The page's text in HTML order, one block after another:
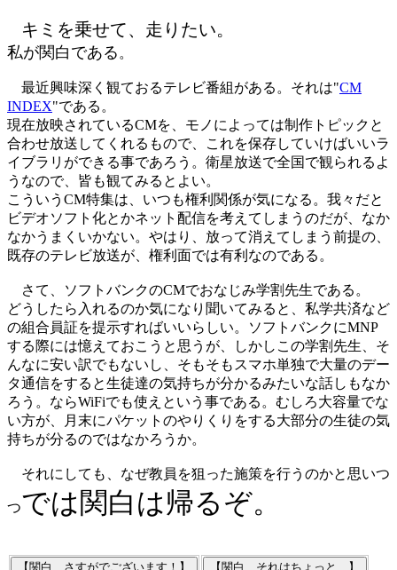
キミを乗せて、走りたい。
私が関白である 。
最近興味深く観ておるテレビ番組がある。それは"CM
INDEX"である。
現在放映されているCMを、モノによっては制作トピックと
合わせ放送してくれるもので、これを保存していけばいいラ
イブラリができる事であろう。衛星放送で全国で観られるよ
うなので、皆も観てみるとよい。
こういうCM特集は、いつも権利関係が気になる。我々だと
ビデオソフト化とかネット配信を考えてしまうのだが、なか
なかうまくいかない。やはり、放って消えてしまう前提の、
既存のテレビ放送が、権利面では有利なのである。
さて、ソフトバンクのCMでおなじみ学割先生である。
どうしたら入れるのか気になり聞いてみると、私学共済など
の組合員証を提示すればいいらしい。ソフトバンクにMNP
する際には憶えておこうと思うが、しかしこの学割先生、そ
んなに安い訳でもないし、そもそもスマホ単独で大量のデー
タ通信をすると生徒達の気持ちが分かるみたいな話しもなか
ろう。ならWiFiでも使えという事である。むしろ大容量でな
い方が、月末にパケットのやりくりをする大部分の生徒の気
持ちが分るのではなかろうか。
それにしても、なぜ教員を狙った施策を行うのかと思いつ
つでは関白は帰るぞ。